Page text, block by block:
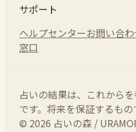
サポート
ヘルプセンターお問い合
窓口
占いの結果は、これから
です。将来を保証するもの
© 2026 占いの森 /